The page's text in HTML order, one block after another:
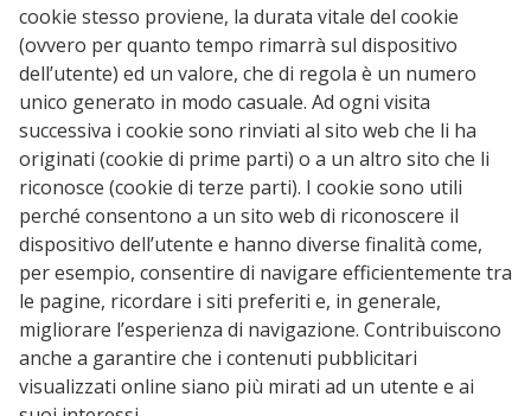
cookie stesso proviene, la durata vitale del cookie
(ovvero per quanto tempo rimarrà sul dispositivo
dell’utente) ed un valore, che di regola è un numero
unico generato in modo casuale. Ad ogni visita
successiva i cookie sono rinviati al sito web che li ha
originati (cookie di prime parti) o a un altro sito che li
riconosce (cookie di terze parti). I cookie sono utili
perché consentono a un sito web di riconoscere il
dispositivo dell’utente e hanno diverse finalità come,
per esempio, consentire di navigare efficientemente tra
le pagine, ricordare i siti preferiti e, in generale,
migliorare l’esperienza di navigazione. Contribuiscono
anche a garantire che i contenuti pubblicitari
visualizzati online siano più mirati ad un utente e ai